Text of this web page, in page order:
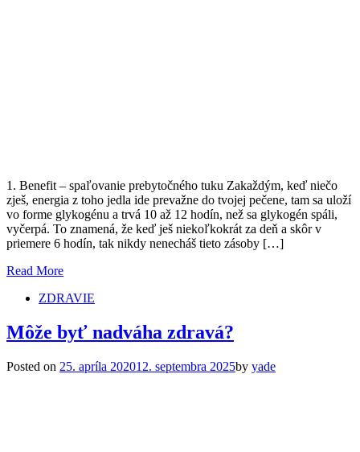
1. Benefit – spaľovanie prebytočného tuku Zakaždým, keď niečo
zješ, energia z toho jedla ide prevažne do tvojej pečene, tam sa uloží
vo forme glykogénu a trvá 10 až 12 hodín, než sa glykogén spáli,
vyčerpá. To znamená, že keď ješ niekoľkokrát za deň a skôr v
priemere 6 hodín, tak nikdy nenecháš tieto zásoby […]
Read More
ZDRAVIE
Môže byť nadváha zdravá?
Posted on 25. apríla 202012. septembra 2025by yade